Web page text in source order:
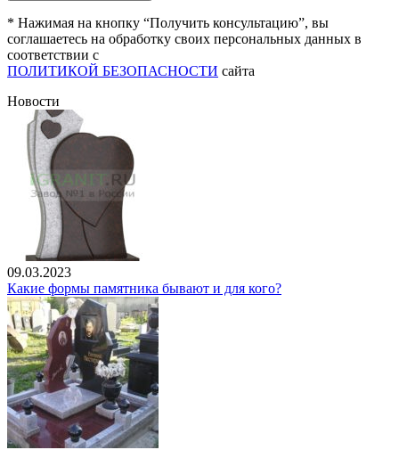
* Нажимая на кнопку “Получить консультацию”, вы
соглашаетесь на обработку своих персональных данных в
соответствии с
ПОЛИТИКОЙ БЕЗОПАСНОСТИ сайта
Новости
09.03.2023
Какие формы памятника бывают и для кого?